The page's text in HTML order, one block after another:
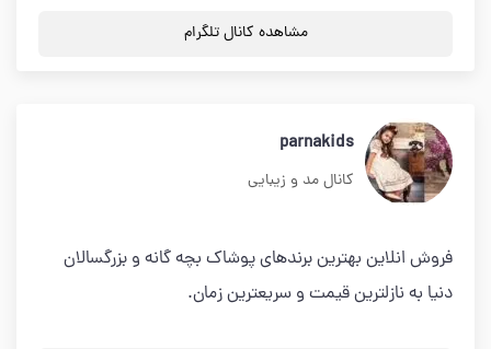
مشاهده کانال تلگرام
parnakids
کانال مد و زیبایی
فروش انلاین بهترین برندهای پوشاک بچه گانه و بزرگسالان
دنیا به نازلترین قیمت و سریعترین زمان.